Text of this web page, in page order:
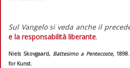
Sul Vangelo si veda anche il
e la responsabilità liberante.
Niels Skovgaard, Battesimo a Pentecoste,
for Kunst.